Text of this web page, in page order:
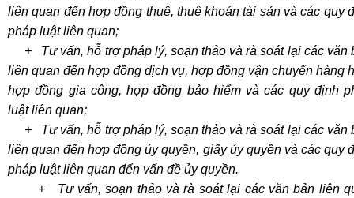
liên quan đến hợp đồng thuê, thuê khoán tài sản và các quy
pháp luật liên quan;
+ Tư vấn, hỗ trợ pháp lý, soạn thảo và rà soát lại các văn
liên quan đến hợp đồng dịch vụ, hợp đồng vận chuyển hàng
hợp đồng gia công, hợp đồng bảo hiểm và các quy định
luật liên quan;
+ Tư vấn, hỗ trợ pháp lý, soạn thảo và rà soát lại các văn
liên quan đến hợp đồng ủy quyền, giấy ủy quyền và các quy
pháp luật liên quan đến vấn đề ủy quyền.
+ Tư vấn, soạn thảo và rà soát lại các văn bản liên